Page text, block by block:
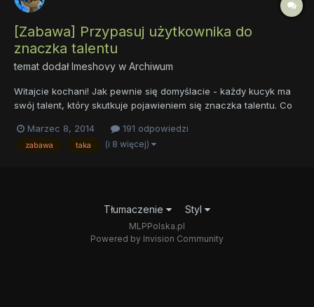
[Zabawa] Przypasuj użytkownika do
znaczka talentu
temat dodałImeshovy w Archiwum
Witajcie kochani! Jak pewnie się domyślacie - każdy kucyk ma
swój talent, który skutkuje pojawieniem się znaczka talentu. Co
swoich znaczków, lecz bardzo pilnie harują by spełnić swoje
najskrytsze marzenie. Zresztą można wyżej zauważyć, że p...
Marzec 8, 2014 191 odpowiedzi
zabawa taka (i 8 więcej)
Tłumaczenie Styl
MLPPolska.pl
Powered by Invision Community